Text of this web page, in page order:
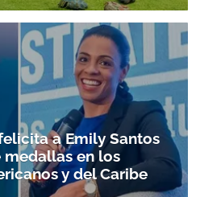
a Emily Santos
medallas en los
y del Caribe